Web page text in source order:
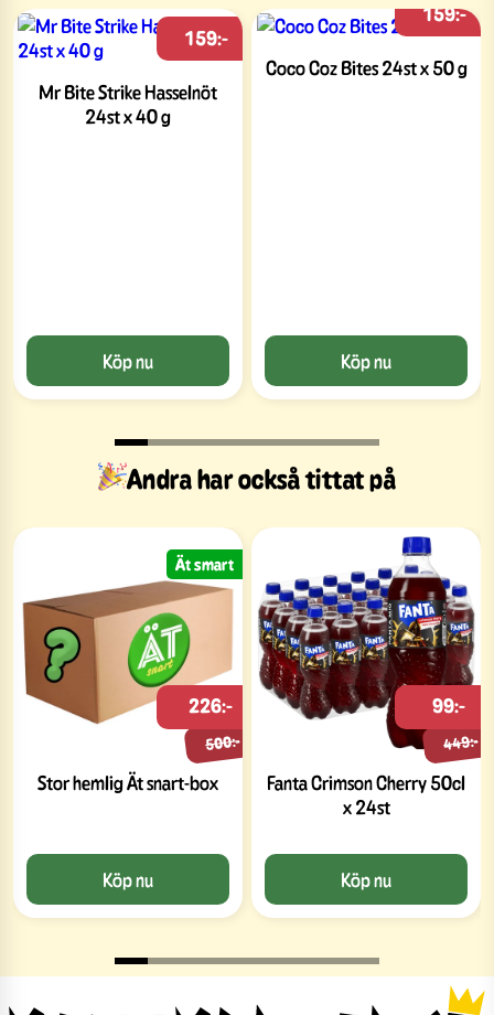
Mr Bite Strike Hasselnöt
24st x 40 g
159:-
Köp nu
Coco Coz Bites 24st x 50 g
159:-
Köp nu
Andra har också tittat på
Stor hemlig Ät snart-box
500:-
226:-
Köp nu
Ät smart
Fanta Crimson Cherry 50cl
x 24st
449:-
99:-
Köp nu